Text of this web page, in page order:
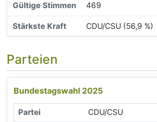
469
CDU/CSU (56,9 %)
Parteien
Bundestagswahl 2025
CDU/CSU